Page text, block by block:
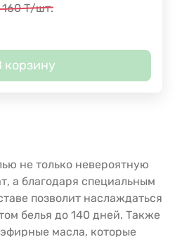
Т/шт.
корзину
не только невероятную
а благодаря специальным
позволит наслаждаться
белья до 140 дней. Также
масла, которые